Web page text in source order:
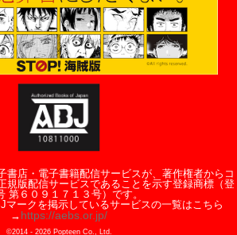
書店・電子書籍配信サービスが、著作権者からコ
規版配信サービスであることを示す登録商標（登
第６０９１７１３号）です。
マークを掲示しているサービスの一覧はこちら
→ https://aebs.or.jp/
©2014 - 2026Popteen Co., Ltd.